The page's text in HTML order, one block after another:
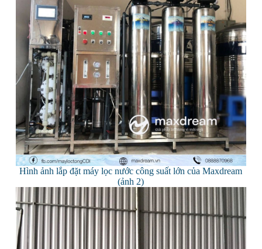
Hình ảnh lắp đặt máy lọc nước công suất lớn của Maxdream
(ảnh 2)